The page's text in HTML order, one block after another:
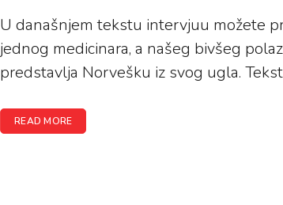
U današnjem tekstu intervjuu možete
jednog medicinara, a našeg bivšeg
predstavlja Norvešku iz svog ugla. Tekst
READ MORE